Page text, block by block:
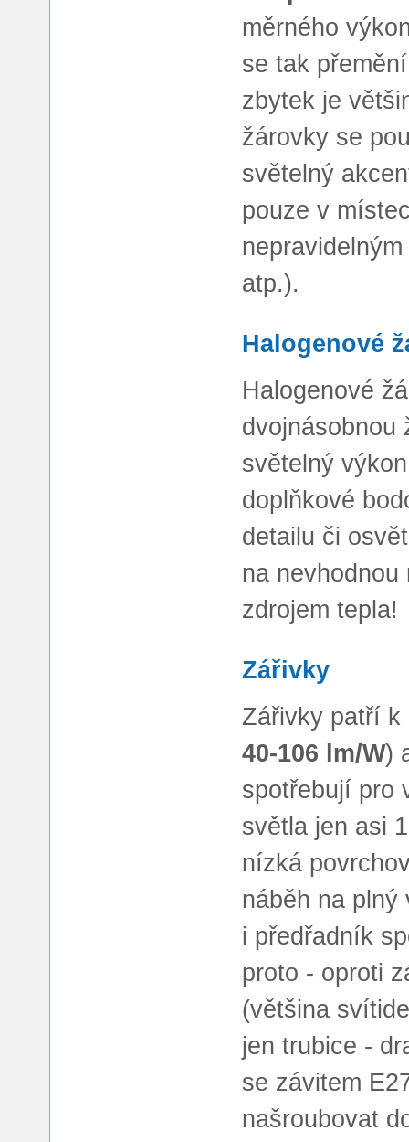
měrného
se tak
zbytek je
žárovky se
světelný
pouze v
atp.).
Halogenové
Halogenové
dvojnásobnou
světelný
doplňkové
detailu či
na
zdrojem tepla!
Zářivky
Zářivky patří k
40-106 lm/W)
spotřebují pro
světla jen asi
nízká
náběh na
i předřadník
proto - oproti
(většina
jen trubice -
se závitem
našroubovat